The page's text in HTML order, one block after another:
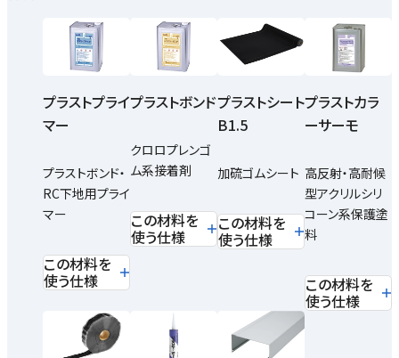
プラストプライ
マー
プラストボンド・
RC下地用プライ
マー
この材料を
使う仕様
プラストボンド
クロロプレンゴ
ム系接着剤
この材料を
使う仕様
プラストシート
B1.5
加硫ゴムシート
この材料を
使う仕様
プラストカラ
ーサーモ
高反射・高耐候
型アクリルシリ
コーン系保護塗
料
この材料を
使う仕様